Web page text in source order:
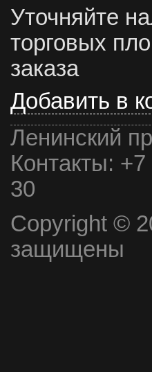
Уточняйте
торговых
заказа
Добавить в
Ленинский
Контакты: +7
30
Copyright ©
защищены